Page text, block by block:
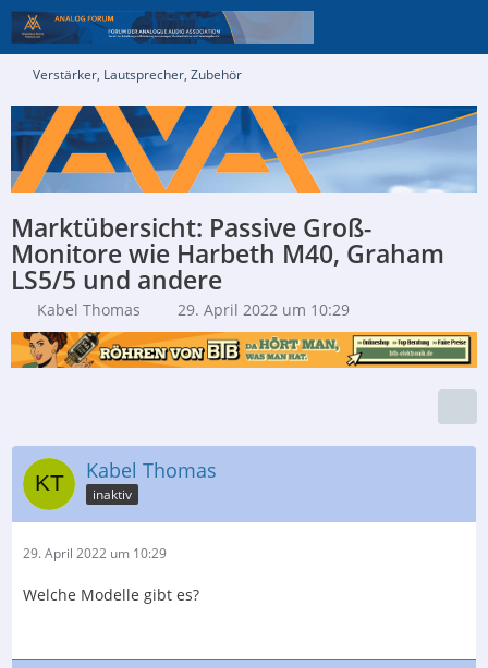
Verstärker, Lautsprecher, Zubehör
Marktübersicht: Passive Groß-
Monitore wie Harbeth M40, Graham
LS5/5 und andere
Kabel Thomas 29. April 2022 um 10:29
Kabel Thomas
inaktiv
29. April 2022 um 10:29
Welche Modelle gibt es?